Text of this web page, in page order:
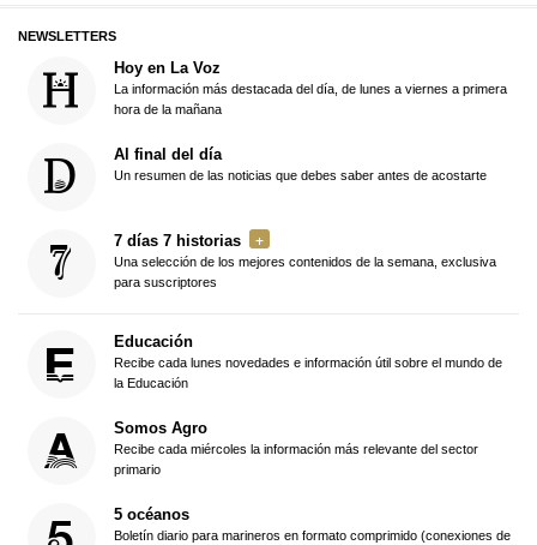
NEWSLETTERS
Hoy en La Voz
La información más destacada del día, de lunes a viernes a primera
hora de la mañana
Al final del día
Un resumen de las noticias que debes saber antes de acostarte
7 días 7 historias
Una selección de los mejores contenidos de la semana, exclusiva
para suscriptores
Educación
Recibe cada lunes novedades e información útil sobre el mundo de
la Educación
Somos Agro
Recibe cada miércoles la información más relevante del sector
primario
5 océanos
Boletín diario para marineros en formato comprimido (conexiones de